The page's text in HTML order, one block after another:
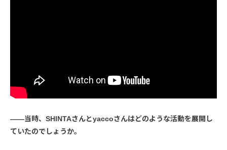
――当時、SHINTAさんとyaccoさんはどのような活動を展開し
ていたのでしょうか。